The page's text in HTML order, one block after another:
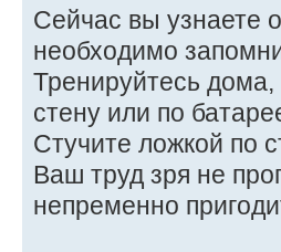
Сейчас вы узнаете
необходимо
Тренируйтесь дома,
стену или по
Стучите ложкой по
Ваш труд зря не
непременно